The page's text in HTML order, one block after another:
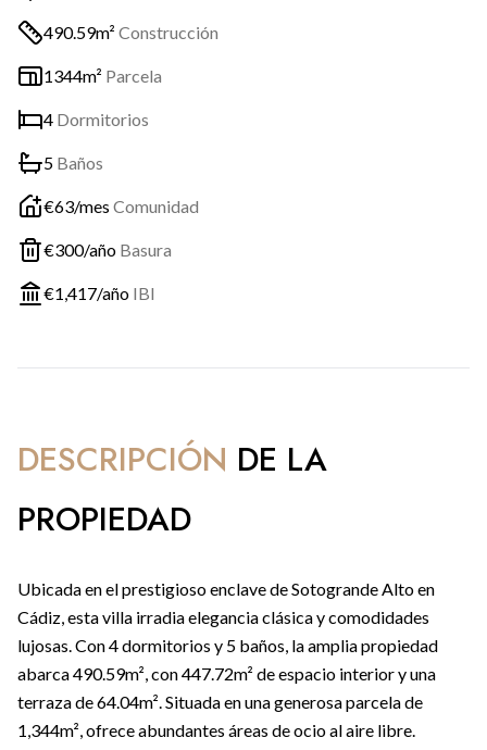
490.59m² Construcción
1344m² Parcela
4 Dormitorios
5 Baños
€63/mes Comunidad
€300/año Basura
€1,417/año IBI
DESCRIPCIÓN DE LA
PROPIEDAD
Ubicada en el prestigioso enclave de Sotogrande Alto en
Cádiz, esta villa irradia elegancia clásica y comodidades
lujosas. Con 4 dormitorios y 5 baños, la amplia propiedad
abarca 490.59m², con 447.72m² de espacio interior y una
terraza de 64.04m². Situada en una generosa parcela de
1,344m², ofrece abundantes áreas de ocio al aire libre.